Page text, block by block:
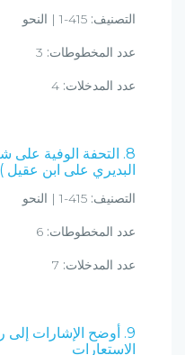
التصنيف:
عدد المخطوطات:
عدد المدخلات:
8. التحفة الوفية
البديري على ابن عقيل )
التصنيف:
عدد المخطوطات:
عدد المدخلات:
9. أوضح الإشارات
الاستعارات